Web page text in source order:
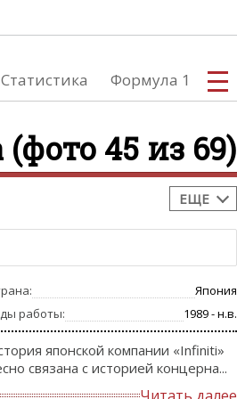
Статистика Формула 1
45 из 69)
ЕЩЕ
Япония
работы:
1989 - н.в.
японской компании «Infiniti»
связана с историей концерна...